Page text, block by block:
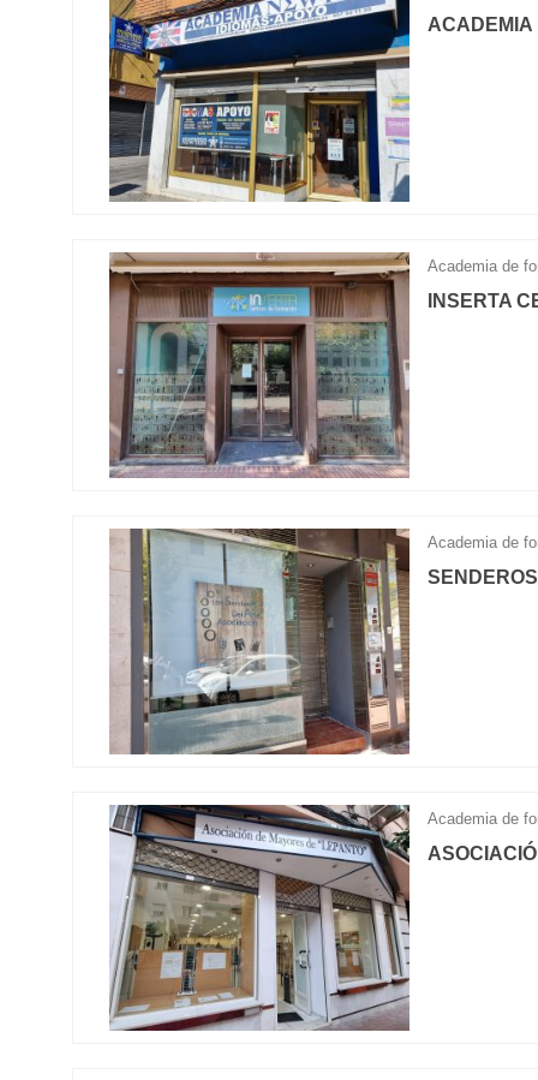
ACADEMIA
Academia de
INSERTA
Academia de
Academia de